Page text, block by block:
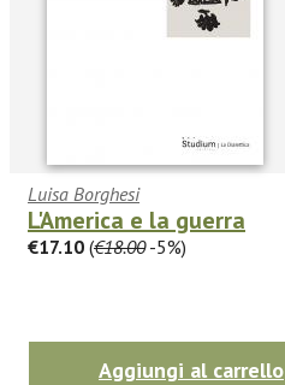
Luisa Borghesi
L'America e la guerra
€17.10 (€18.00-5%)
Aggiungi al carrello